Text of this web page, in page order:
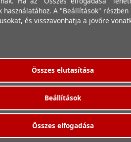
használatához. A "Beállítások"
és visszavonhatja a jövőre
Összes elutasítása
Beállítások
Összes elfogadása